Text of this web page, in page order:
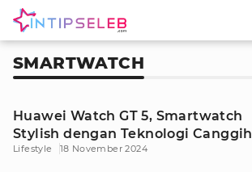
SMARTWATCH
Huawei Watch GT 5, Smartwatch
Stylish dengan Teknologi Canggih
Lifestyle 18 November 2024